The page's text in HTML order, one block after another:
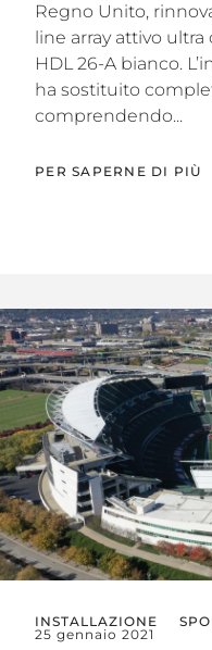
Regno Unito,
line array attivo
HDL 26-A bianco.
ha sostituito
comprendendo...
PER SAPERNE DI PIÙ
INSTALLAZIONE
25 gennaio 2021